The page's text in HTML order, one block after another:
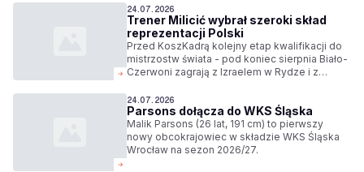
pokazać się z różnych stron i całkiem dobrze
zaadaptować się do każdej z ról - mówi Ojars
Silins, były zawodnik Legii Warszawa.
24.07.2026
Trener Milicić wybrał szeroki skład
reprezentacji Polski
Przed KoszKadrą kolejny etap kwalifikacji do
mistrzostw świata - pod koniec sierpnia Biało-
Czerwoni zagrają z Izraelem w Rydze i z
wybrał szeroki skład reprezentacji na te
spotkania.
24.07.2026
Parsons dołącza do WKS Śląska
Malik Parsons (26 lat, 191 cm) to pierwszy
nowy obcokrajowiec w składzie WKS Śląska
Wrocław na sezon 2026/27.